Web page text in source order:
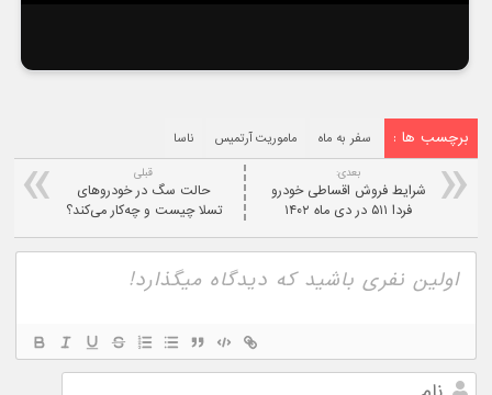
برچسب ها : سفر به ماه ماموریت آرتمیس ناسا
قبلی
حالت سگ در خودروهای
تسلا چیست و چه‌کار می‌کند؟
بعدی:
شرایط فروش اقساطی خودرو
فردا ۵۱۱ در دی ماه ۱۴۰۲
نام